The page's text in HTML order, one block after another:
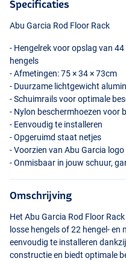
Specificaties
Abu Garcia Rod Floor Rack
- Hengelrek voor opslag van
hengels
- Afmetingen: 75 × 34 × 73cm
- Duurzame lichtgewicht
- Schuimrails voor optimale
- Nylon beschermhoezen voor
- Eenvoudig te installeren
- Opgeruimd staat netjes
- Voorzien van Abu Garcia logo
- Onmisbaar in jouw schuur,
Omschrijving
Het Abu Garcia Rod Floor
losse hengels of 22 hengel-
eenvoudig te installeren
constructie en biedt optimale